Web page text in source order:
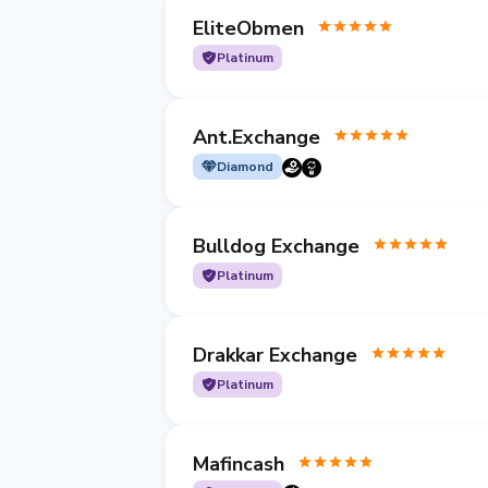
EliteObmen
Platinum
Ant.Exchange
Diamond
Bulldog Exchange
Platinum
Drakkar Exchange
Platinum
Mafincash